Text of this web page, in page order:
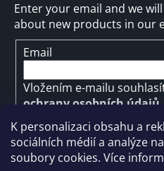
K personalizaci obsahu a
sociálních médií a analýze
soubory cookies. Více
Enter your email and we
about new products in our
Email
Vložením e-mailu
ochrany osobních údajů
SUBSCRIBE